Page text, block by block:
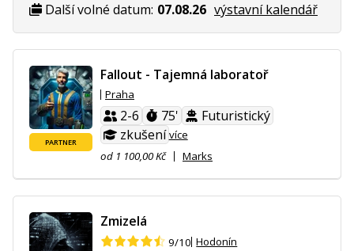
Další volné datum: 07.08.26 výstavní kalendář
PARTNER
Fallout - Tajemná laboratoř
Praha
2-6 75'
Futuristický
zkušení více
od 1 100,00 Kč
Marks
Zmizelá
9/10 Hodonín